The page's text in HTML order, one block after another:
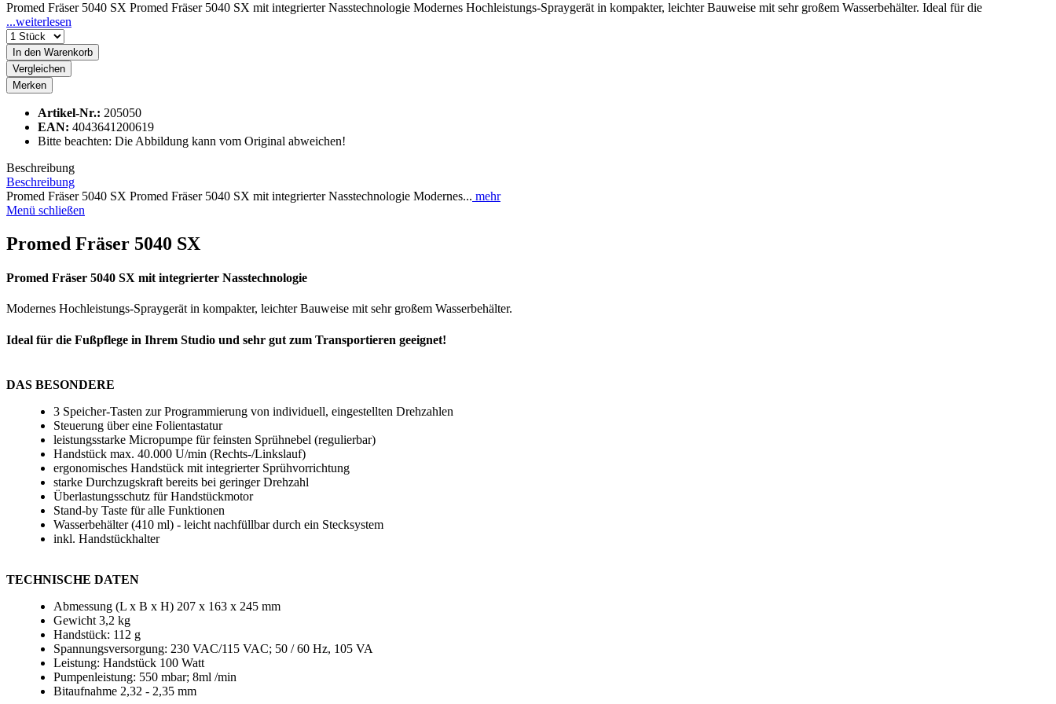
Promed Fräser 5040 SX Promed Fräser 5040 SX mit integrierter Nasstechnologie Modernes Hochleistungs-Spraygerät in kompakter, leichter Bauweise mit sehr großem Wasserbehälter. Ideal für die
...weiterlesen
In den Warenkorb
Vergleichen
Merken
Artikel-Nr.: 205050
EAN: 4043641200619
Bitte beachten: Die Abbildung kann vom Original abweichen!
Beschreibung
Beschreibung
Promed Fräser 5040 SX Promed Fräser 5040 SX mit integrierter Nasstechnologie Modernes... mehr
Menü schließen
Promed Fräser 5040 SX
Promed Fräser 5040 SX mit integrierter Nasstechnologie
Modernes Hochleistungs-Spraygerät in kompakter, leichter Bauweise mit sehr großem Wasserbehälter.
Ideal für die Fußpflege in Ihrem Studio und sehr gut zum Transportieren geeignet!
DAS BESONDERE
3 Speicher-Tasten zur Programmierung von individuell, eingestellten Drehzahlen
Steuerung über eine Folientastatur
leistungsstarke Micropumpe für feinsten Sprühnebel (regulierbar)
Handstück max. 40.000 U/min (Rechts-/Linkslauf)
ergonomisches Handstück mit integrierter Sprühvorrichtung
starke Durchzugskraft bereits bei geringer Drehzahl
Überlastungsschutz für Handstückmotor
Stand-by Taste für alle Funktionen
Wasserbehälter (410 ml) - leicht nachfüllbar durch ein Stecksystem
inkl. Handstückhalter
TECHNISCHE DATEN
Abmessung (L x B x H) 207 x 163 x 245 mm
Gewicht 3,2 kg
Handstück: 112 g
Spannungsversorgung: 230 VAC/115 VAC; 50 / 60 Hz, 105 VA
Leistung: Handstück 100 Watt
Pumpenleistung: 550 mbar; 8ml /min
Bitaufnahme 2,32 - 2,35 mm